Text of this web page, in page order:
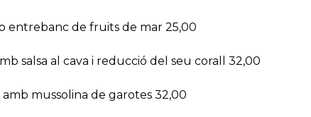
entrebanc de fruits de mar 25,00
salsa al cava i reducció del seu corall 32,00
mussolina de garotes 32,00